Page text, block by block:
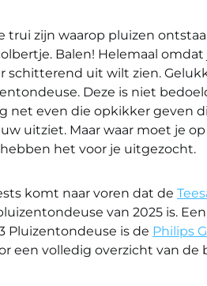
trui zijn waarop pluizen
Balen! Helemaal
schitterend uit wilt zien.
Deze is niet
net even die opkikker geven
uitziet. Maar waar moet je
het voor je uitgezocht.
komt naar voren dat de
van 2025 is.
Pluizentondeuse is de Philips
een volledig overzicht van de